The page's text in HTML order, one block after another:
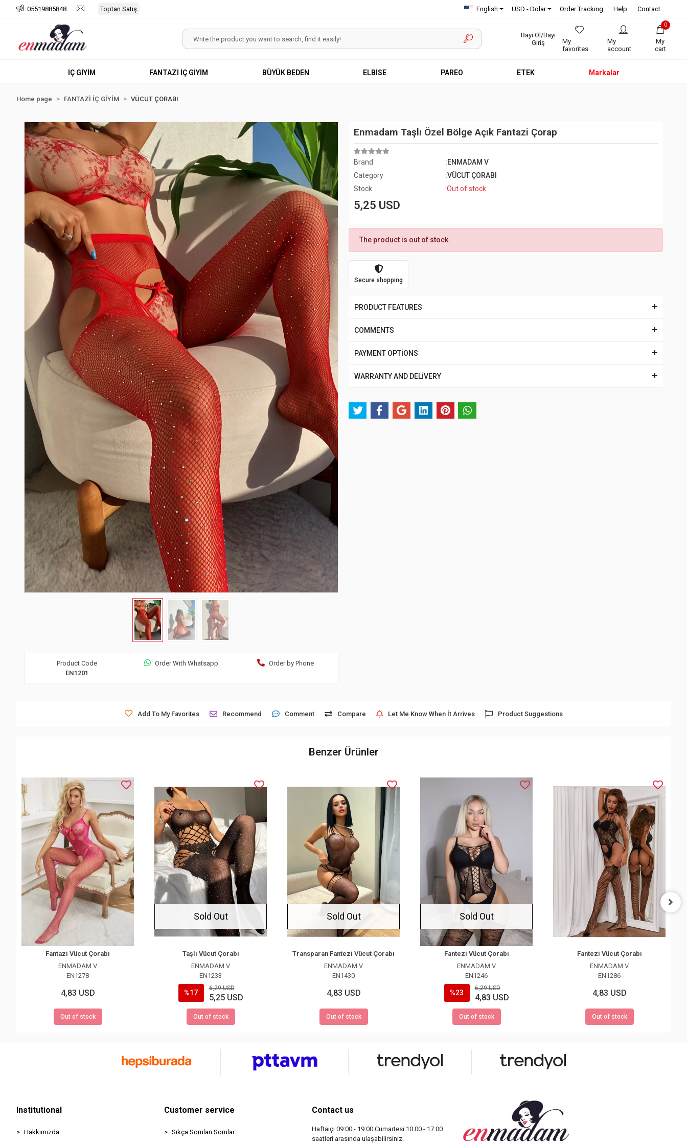
05519885848 Toptan Satış English USD - Dolar Order Tracking Help Contact
Bayi Ol/Bayi
Giriş
My
favorites
My
account
0
My
cart
İÇ GİYİM FANTAZİ İÇ GİYİM BÜYÜK BEDEN ELBİSE PAREO ETEK Markalar
Home page FANTAZİ İÇ GİYİM VÜCUT ÇORABI
Product Code
EN1201
Order Wıth Whatsapp Order by Phone
Enmadam Taşlı Özel Bölge Açık Fantazi Çorap
Brand
:ENMADAM V
Category
:VÜCUT ÇORABI
Stock
:Out of stock
5,25 USD
The product is out of stock.
Secure shopping
PRODUCT FEATURES
COMMENTS
PAYMENT OPTİONS
WARRANTY AND DELİVERY
Add To My Favorites Recommend Comment Compare Let Me Know When İt Arrives Product Suggestions
Benzer Ürünler
Fantazi Vücut Çorabı
ENMADAM V
EN1278
4,83 USD
Out of stock
Sold Out
Taşlı Vücut Çorabı
ENMADAM V
EN1233
%17
6,29 USD
5,25 USD
Out of stock
Sold Out
Transparan Fantezi Vücut Çorabı
ENMADAM V
EN1430
4,83 USD
Out of stock
Sold Out
Fantezi Vücut Çorabı
ENMADAM V
EN1246
%23
6,29 USD
4,83 USD
Out of stock
Fantezi Vücut Çorabı
ENMADAM V
EN1286
4,83 USD
Out of stock
Institutional
Hakkımızda
Customer service
Sıkça Sorulan Sorular
Contact us
Haftaiçi 09:00 - 19:00 Cumartesi 10:00 - 17:00
saatleri arasında ulaşabilirsiniz.